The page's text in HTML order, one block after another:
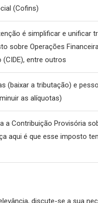
(Cofins)
é simplificar e unificar
sobre Operações
entre outros
(baixar a tributação) e
as alíquotas)
a Contribuição Provisória
aqui é que esse imposto
discute-se a sua